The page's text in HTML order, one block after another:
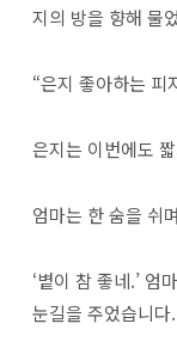
지의 방을 향해 물
“은지 좋아하는 피
은지는 이번에도
엄마는 한 숨을 쉬
‘볕이 참 좋네.’ 엄
눈길을 주었습니다.